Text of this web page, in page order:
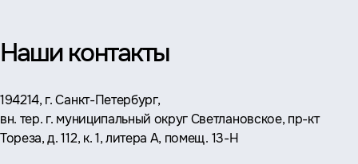
Наши контакты
Адрес:
194214, г. Санкт-Петербург,
вн. тер. г. муниципальный округ Светлановское, пр-кт
Тореза, д. 112, к. 1, литера А, помещ. 13-Н